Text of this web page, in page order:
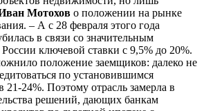
Мотохов о положении на рынке
– А с 28 февраля этого года
в связи со значительным
ключевой ставки с 9,5% до 20%.
положение заемщиков: далеко не
по установившимся
21-24%. Поэтому отрасль замерла в
решений, дающих банкам